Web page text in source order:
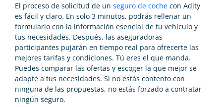
El proceso de solicitud de un seguro de coche con Adity
es fácil y claro. En solo 3 minutos, podrás rellenar un
formulario con la información esencial de tu vehículo y
tus necesidades. Después, las aseguradoras
participantes pujarán en tiempo real para ofrecerte las
mejores tarifas y condiciones. Tú eres el que manda.
Puedes comparar las ofertas y escoger la que mejor se
adapte a tus necesidades. Si no estás contento con
ninguna de las propuestas, no estás forzado a contratar
ningún seguro.